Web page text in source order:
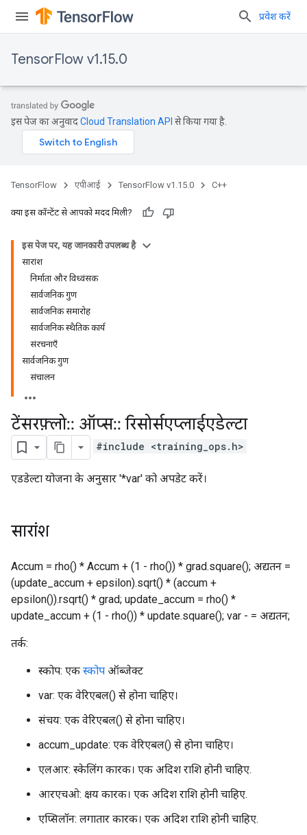
प्रवेश करें
TensorFlow v1.15.0
इस पेज का अनुवादCloud Translation API से किया गया है.
TensorFlow एपीआई TensorFlow v1.15.0 C++
क्या इस कॉन्टेंट से आपको मदद मिली?
इस पेज पर, यह जानकारी उपलब्ध है
सारांश
निर्माता और विध्वंसक
सार्वजनिक गुण
सार्वजनिक समारोह
सार्वजनिक स्थैतिक कार्य
संरचनाएँ
सार्वजनिक गुण
संचालन
टेंसरफ़्लो:: ऑप्स:: रिसोर्सएप्लाईएडेल्टा
#include <training_ops.h>
एडडेल्टा योजना के अनुसार '*var' को अपडेट करें।
सारांश
Accum = rho() * Accum + (1 - rho()) * grad.square(); अद्यतन =
(update_accum + epsilon).sqrt() * (accum +
epsilon()).rsqrt() * grad; update_accum = rho() *
update_accum + (1 - rho()) * update.square(); var - = अद्यतन;
तर्क:
स्कोप: एक स्कोप ऑब्जेक्ट
var: एक वेरिएबल() से होना चाहिए।
संचय: एक वेरिएबल() से होना चाहिए।
accum_update: एक वेरिएबल() से होना चाहिए।
एलआर: स्केलिंग कारक। एक अदिश राशि होनी चाहिए.
आरएचओ: क्षय कारक। एक अदिश राशि होनी चाहिए.
एप्सिलॉन: लगातार कारक। एक अदिश राशि होनी चाहिए.